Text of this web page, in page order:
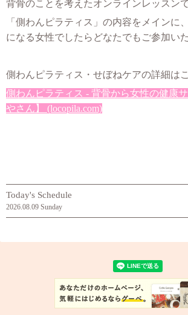
背骨のことを考えたオンラインレッスンで
「側わんピラティス」の内容をメインに
になる女性でしたらどなたでもご参加い
側わんピラティス・せぼねケアの詳細は
側わんピラティス - 背骨から女性の健康
やさん】 (locopila.com)
Today's Schedule
2026.08.09 Sunday